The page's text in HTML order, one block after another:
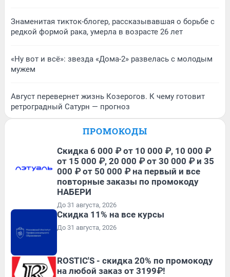
Знаменитая тикток-блогер, рассказывавшая о борьбе с
редкой формой рака, умерла в возрасте 26 лет
«Ну вот и всё»: звезда «Дома-2» развелась с молодым
мужем
Август перевернет жизнь Козерогов. К чему готовит
ретроградный Сатурн — прогноз
ПРОМОКОДЫ
Скидка 6 000 ₽ от 10 000 ₽, 10 000 ₽
от 15 000 ₽, 20 000 ₽ от 30 000 ₽ и 35
000 ₽ от 50 000 ₽ на первый и все
повторные заказы по промокоду
НАБЕРИ
До 31 августа, 2026
Скидка 11% на все курсы
До 31 августа, 2026
ROSTIC'S - скидка 20% по промокоду
на любой заказ от 3199₽!